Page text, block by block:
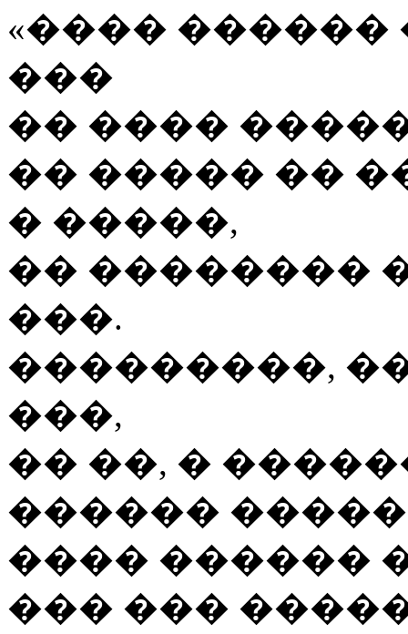
«����
���
�� ����
�� ����� ��
� �����,
�� ��������
���.
���������,
���,
�� ��, �
������
���� ������
��� ���